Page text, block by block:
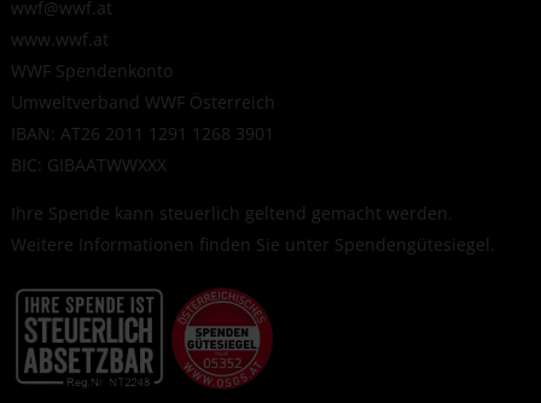
wwf@wwf.at
www.wwf.at
WWF Spendenkonto
Umweltverband WWF Österreich
IBAN: AT26 2011 1291 1268 3901
BIC: GIBAATWWXXX
Ihre Spende kann steuerlich geltend gemacht werden.
Weitere Informationen finden Sie unter Spendengütesiegel